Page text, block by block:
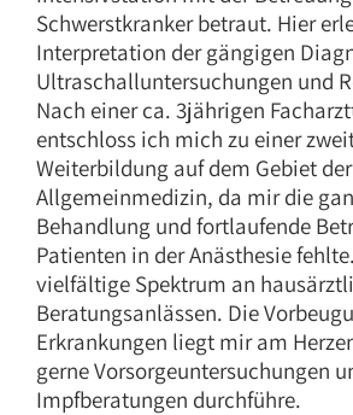
Schwerstkranker betraut. Hier
Interpretation der gängigen
Ultraschalluntersuchungen und
Nach einer ca. 3jährigen
entschloss ich mich zu einer
Weiterbildung auf dem Gebiet der
Allgemeinmedizin, da mir die
Behandlung und fortlaufende
Patienten in der Anästhesie
vielfältige Spektrum an
Beratungsanlässen. Die
Erkrankungen liegt mir am
gerne Vorsorgeuntersuchungen
Impfberatungen durchführe.